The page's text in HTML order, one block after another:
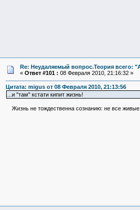
Re: Неудаляемый вопрос.Теория всего:
« Ответ #101 : 08 Февраля 2010, 21:16:32 »
Цитата: migus от 08 Февраля 2010, 21:13:56
...и "там" кстати кипит жизнь!
Жизнь не тождественна сознанию: не все